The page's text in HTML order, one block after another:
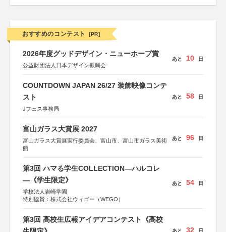
おすすめのコンテスト [PR]
2026年度グッドデザイン・ニューホープ賞
公益財団法人日本デザイン振興会
あと 10 日
COUNTDOWN JAPAN 26/27 装飾映像コンテ
スト
Jフェス事務局
あと 58 日
富山ガラス大賞展 2027
富山ガラス大賞展実行委員会、富山市、富山市ガラス美術
館
あと 96 日
第3回 ハマる学生COLLECTION―ハルコレ
―《学生限定》
学校法人岩崎学園
特別協賛：株式会社ウィゴー（WEGO）
あと 54 日
第3回 高校生広報アイデアコンテスト《高校
あと 32 日